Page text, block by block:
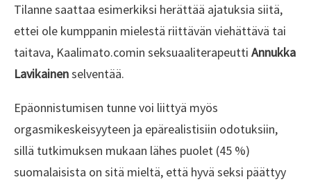
Tilanne saattaa esimerkiksi herättää ajatuksia siitä,
ettei ole kumppanin mielestä riittävän viehättävä tai
taitava, Kaalimato.comin seksuaaliterapeutti Annukka
Lavikainenselventää.
Epäonnistumisen tunne voi liittyä myös
orgasmikeskeisyyteen ja epärealistisiin odotuksiin,
sillä tutkimuksen mukaan lähes puolet (45 %)
suomalaisista on sitä mieltä, että hyvä seksi päättyy